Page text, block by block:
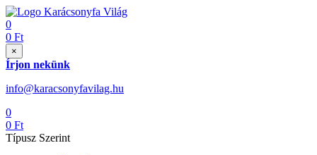
0
0 Ft
×
Írjon nekünk
info@karacsonyfavilag.hu
0
0 Ft
Típusz Szerint